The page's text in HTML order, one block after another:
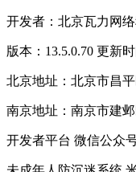
开发者：北京瓦力网
版本：13.5.0.70 更新
北京地址：北京市昌
南京地址：南京市建
开发者平台 微信公众